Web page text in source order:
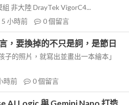
非大陸 DrayTek VigorC4...
5 小時前 0個留言
，要換掉的不只是詞，是節日
的照片，就寫出並畫出一本繪本」
時前 0個留言